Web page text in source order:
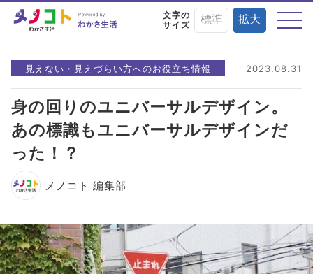
文字の
サイズ
標準 拡大
目の症状や病気と
予防・治療法
目に良い食べ物・
栄養素と調理法
目の基礎知識
目のことを楽しく
学ぶイベント情報
見えない・見えづらい方へのお役立ち情報 2023.08.31
身の回りのユニバーサルデザイン。
あの標識もユニバーサルデザインだ
った！？
メノコト 編集部